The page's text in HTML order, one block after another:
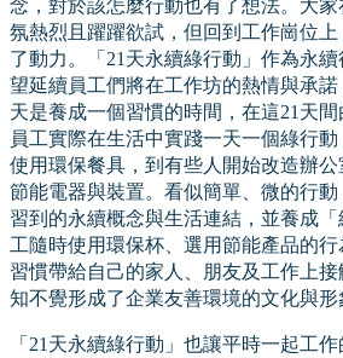
念，對於該怎麼行動也有了想法。大
氛熱烈且躍躍欲試，但回到工作崗位
了動力。「21天永續綠行動」作為永
望延續員工們將在工作坊的熱情與承諾
天是養成一個習慣的時間，在這21天
員工實際在生活中實踐一天一個綠行動
使用環保餐具，到有些人開始改造辦
節能電器與裝置。看似簡單、微的行
習到的永續概念與生活連結，並養成
工隨時使用環保杯、選用節能產品的
習慣帶給自己的家人、朋友及工作上
知不覺形成了企業友善環境的文化與形
「21天永續綠行動」也讓平時一起工